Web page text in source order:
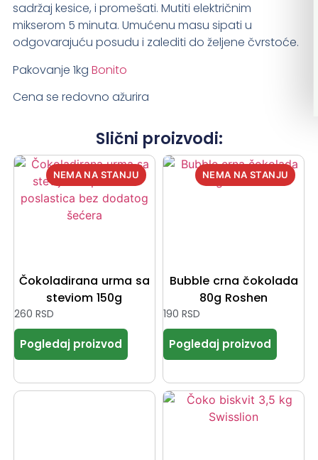
sadržaj kesice, i promešati. Mutiti električnim
mikserom 5 minuta. Umućenu masu sipati u
odgovarajuću posudu i zalediti do željene čvrstoće.
Pakovanje 1kg Bonito
Cena se redovno ažurira
Slični proizvodi:
Čokoladirana urma sa
steviom 150g
260 RSD
Bubble crna čokolada
80g Roshen
190 RSD